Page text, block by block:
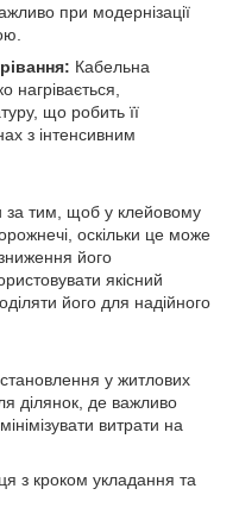
при модернізації
Кабельна
нагрівається,
що робить її
з інтенсивним
за тим, щоб у клейовому
оскільки це може
його
якісний
його для надійного
у житлових
ділянок, де важливо
витрати на
та